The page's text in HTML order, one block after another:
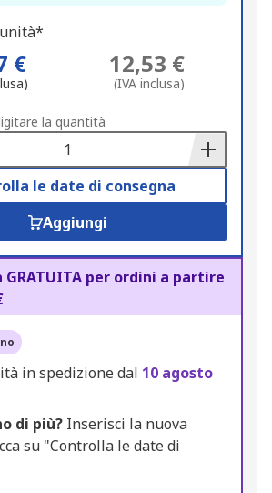
€ 12,53 €
(IVA inclusa)
la quantità
le date di consegna
Aggiungi
GRATUITA per ordini a partire
in spedizione dal 10 agosto
di più? Inserisci la nuova
su "Controlla le date di